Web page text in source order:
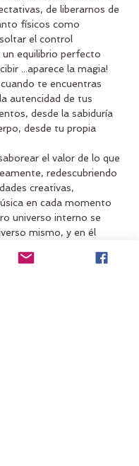
de liberarnos de
físicos como
el control
equilibrio perfecto
...aparece la magia!
cuando te encuentras
autencidad de tus
desde la sabiduría
desde tu propia
el valor de lo que
redescubriendo
creativas,
en cada momento
universo interno se
mismo, y en él
a nuestros